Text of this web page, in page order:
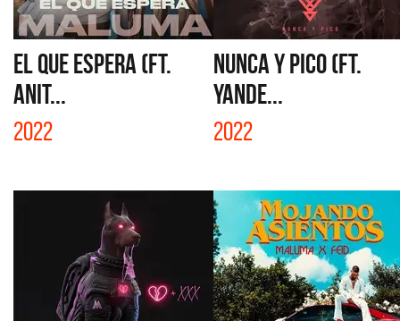
EL QUE ESPERA (FT.
ANIT...
2022
NUNCA Y PICO (FT.
YANDE...
2022